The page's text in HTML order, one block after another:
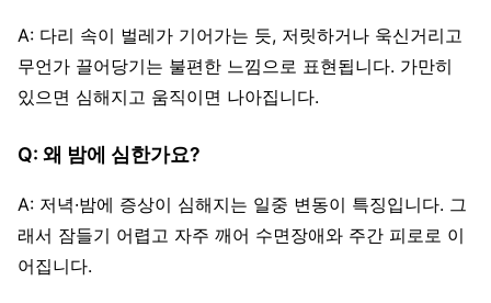
A: 다리 속이 벌레가 기어가는 듯, 저릿하거나 욱신거리고
무언가 끌어당기는 불편한 느낌으로 표현됩니다. 가만히
있으면 심해지고 움직이면 나아집니다.
Q: 왜 밤에 심한가요?
A: 저녁·밤에 증상이 심해지는 일중 변동이 특징입니다. 그
래서 잠들기 어렵고 자주 깨어 수면장애와 주간 피로로 이
어집니다.